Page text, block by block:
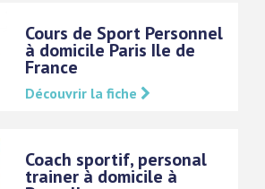
Cours de Sport Personnel
à domicile Paris Ile de
France
Découvrir la fiche
Coach sportif, personal
trainer à domicile à